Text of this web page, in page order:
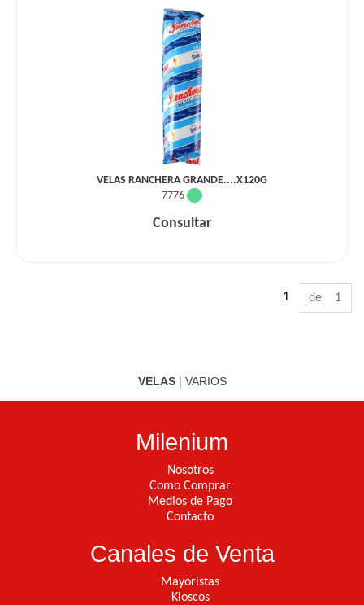
VELAS RANCHERA GRANDE....X120G
7776
Consultar
1 de 1
VELAS| VARIOS
Milenium
Nosotros
Como Comprar
Medios de Pago
Contacto
Canales de Venta
Mayoristas
Kioscos